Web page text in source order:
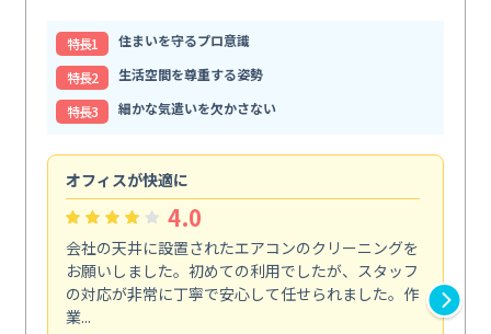
特⻑1
住まいを守るプロ意識
特⻑2
生活空間を尊重する姿勢
特⻑3
細かな気遣いを欠かさない
オフィスが快適に
4.0
会社の天井に設置されたエアコンのクリーニングを
お願いしました。初めての利用でしたが、スタッフ
の対応が非常に丁寧で安心して任せられました。作
業...